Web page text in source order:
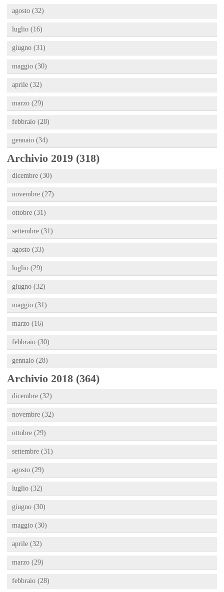
agosto (32)
luglio (16)
giugno (31)
maggio (30)
aprile (32)
marzo (29)
febbraio (28)
gennaio (34)
Archivio 2019 (318)
dicembre (30)
novembre (27)
ottobre (31)
settembre (31)
agosto (33)
luglio (29)
giugno (32)
maggio (31)
marzo (16)
febbraio (30)
gennaio (28)
Archivio 2018 (364)
dicembre (32)
novembre (32)
ottobre (29)
settembre (31)
agosto (29)
luglio (32)
giugno (30)
maggio (30)
aprile (32)
marzo (29)
febbraio (28)